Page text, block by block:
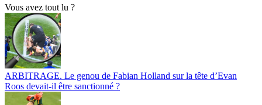
Vous avez tout lu ?
ARBITRAGE. Le genou de Fabian Holland sur la tête d’Evan
Roos devait-il être sanctionné ?